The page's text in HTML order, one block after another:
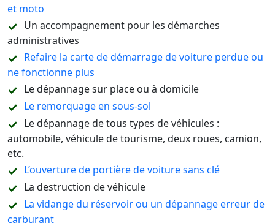
et moto
Un accompagnement pour les démarches
administratives
Refaire la carte de démarrage de voiture perdue ou
ne fonctionne plus
Le dépannage sur place ou à domicile
Le remorquage en sous-sol
Le dépannage de tous types de véhicules :
automobile, véhicule de tourisme, deux roues, camion,
etc.
L’ouverture de portière de voiture sans clé
La destruction de véhicule
La vidange du réservoir ou un dépannage erreur de
carburant